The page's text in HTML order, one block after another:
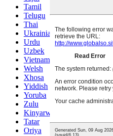
Tamil
Telugu
Thai
Ukrainian
Urdu
Uzbek
Vietnamese
Welsh
Xhosa
Yiddish
Yoruba
Zulu
Kinyarwanda
Tatar
Oriya